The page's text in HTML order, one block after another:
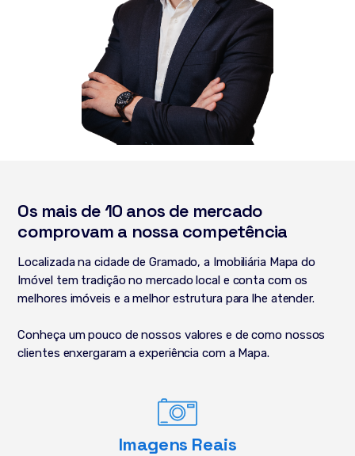
Os mais de 10 anos de mercado
comprovam a nossa competência
Localizada na cidade de Gramado, a Imobiliária Mapa do
Imóvel tem tradição no mercado local e conta com os
melhores imóveis e a melhor estrutura para lhe atender.
Conheça um pouco de nossos valores e de como nossos
clientes enxergaram a experiência com a Mapa.
Imagens Reais